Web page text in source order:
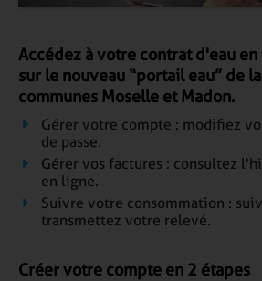
Accédez à votre contrat d'eau
sur le nouveau “portail eau” de
communes Moselle et Madon.
Gérer votre compte : modifiez
de passe.
Gérer vos factures : consultez
en ligne.
Suivre votre consommation :
transmettez votre relevé.
Créer votre compte en 2 étapes